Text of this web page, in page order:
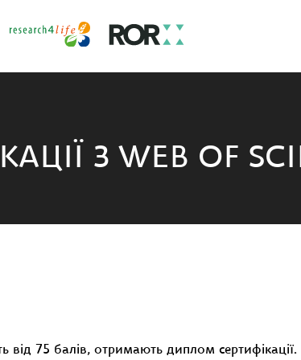
З WEB OF
від 75 балів, отримають диплом сертифікації.